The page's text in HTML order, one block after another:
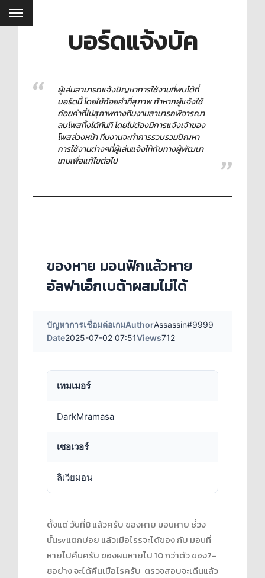
บอร์ดแจ้งบัค
ผู้เล่นสามารถแจ้งปัญหาการใช้งานที่พบได้ที่
บอร์ดนี้ โดยใช้ถ้อยคำที่สุภาพ ถ้าหากผู้แจ้งใช้
ถ้อยคำที่ไม่สุภาพทางทีมงานสามารถพิจารณา
ลบโพสทิ้งได้ทันที โดยไม่ต้องมีการแจ้งเจ้าของ
โพสล่วงหน้า ทีมงานจะทำการรวบรวมปัญหา
การใช้งานต่างๆที่ผู้เล่นแจ้งให้กับทางผู้พัฒนา
เกมเพื่อแก้ไขต่อไป
ของหาย มอนฟักแล้วหาย
อัลฟาเอ็กเบต้าผสมไม่ได้
ปัญหาการเชื่อมต่อเกมAuthorAssassin#9999
Date2025-07-02 07:51Views712
เทมเมอร์
DarkMramasa
เซอเวอร์
ลิเวียมอน
ตั้งแต่ วันที่8 แล้วครับ ของหาย มอนหาย ช่่วง
นั้นsvแตกบ่อย แล้วเมือไรรจะได้ของ กับ มอนที่
หายไปคืนครับ ของผมหายไป 10 กว่าตัว ของ7-
8อย่าง จะได้คืนเมือไรครับ ตรวจสอบจะเดืนแล้ว